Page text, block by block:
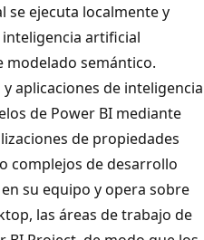
se ejecuta localmente y
artificial
modelado semántico.
aplicaciones de inteligencia
de Power BI mediante
de propiedades
complejos de desarrollo
su equipo y opera sobre
las áreas de trabajo de